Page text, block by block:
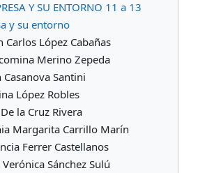
Y SU ENTORNO 11 a 13
y su entorno
Carlos López Cabañas
Merino Zepeda
Santini
López Robles
la Cruz Rivera
Margarita Carrillo Marín
Ferrer Castellanos
Sánchez Sulú